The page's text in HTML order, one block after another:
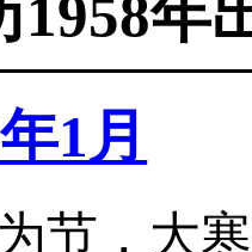
1958年
1月
节，大